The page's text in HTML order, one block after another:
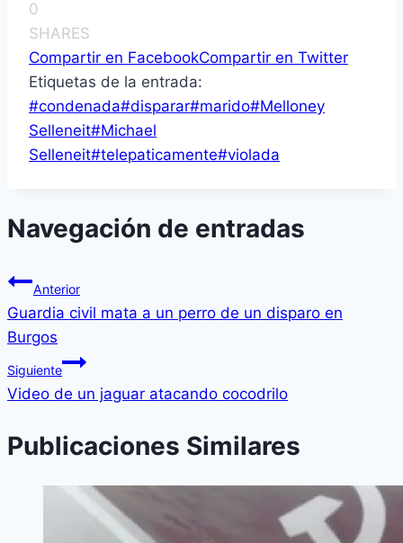
0
SHARES
Compartir en FacebookCompartir en Twitter
Etiquetas de la entrada:
#condenada#disparar#marido#Melloney
Selleneit#Michael
Selleneit#telepaticamente#violada
Navegación de entradas
Anterior
Guardia civil mata a un perro de un disparo en
Burgos
Siguiente
Video de un jaguar atacando cocodrilo
Publicaciones Similares